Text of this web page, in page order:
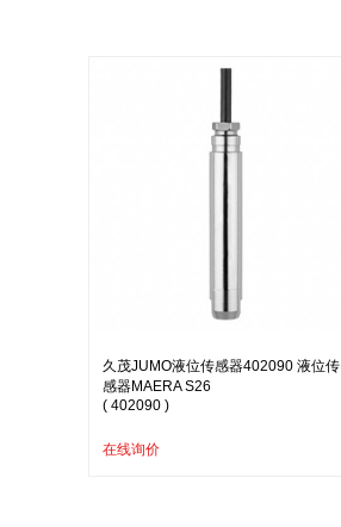
久茂JUMO液位传感器402090 液位传
感器MAERA S26
( 402090 )
在线询价